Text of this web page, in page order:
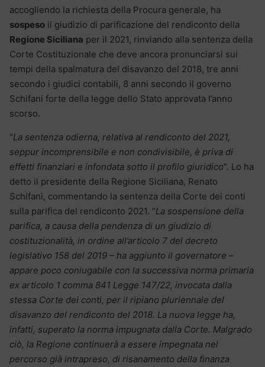
accogliendo la richiesta della Procura generale, ha
sospeso il giudizio di parificazione del rendiconto della
Regione Siciliana per il 2021, rinviando alla sentenza della
Corte Costituzionale che deve ancora pronunciarsi sui
tempi della spalmatura del disavanzo del 2018, tre anni
secondo i giudici contabili, 8 anni secondo il governo
Schifani forte della legge dello Stato approvata l’anno
scorso.
“La sentenza odierna, relativa al rendiconto del 2021,
seppur incomprensibile e non condivisibile, è priva di
effetti finanziari e infondata sotto il profilo giuridico“. Lo ha
detto il presidente della Regione Siciliana, Renato
Schifani, commentando la sentenza della Corte dei conti
sulla parifica del rendiconto 2021. “La sospensione della
parifica, a causa della pendenza di un giudizio di
costituzionalità, in ordine all’articolo 7 del decreto
legislativo 158 del 2019 – ha aggiunto il governatore –
appare poco coniugabile con la successiva norma primaria
ex articolo 1 comma 841 Legge 147/22, invocata dalla
stessa Corte dei conti, per il ripiano pluriennale del
disavanzo del rendiconto del 2018. La nuova legge ha,
infatti, superato la norma impugnata dalla Corte. Malgrado
ciò, la Regione continuerà a essere impegnata nel
percorso già intrapreso, di risanamento della finanza